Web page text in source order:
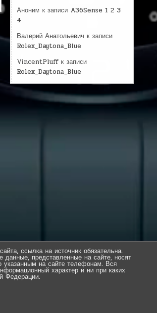
Аноним к записи A36Sense 1 2 3
4
Валерий Анатольевич к записи
Rolex_Daytona_Blue
VincentPluffк записи
Rolex_Daytona_Blue
ссылка на источник обязательна.
представленные на сайте, носят
на сайте телефонам. Вся
характер и ни при каких
Федерации.